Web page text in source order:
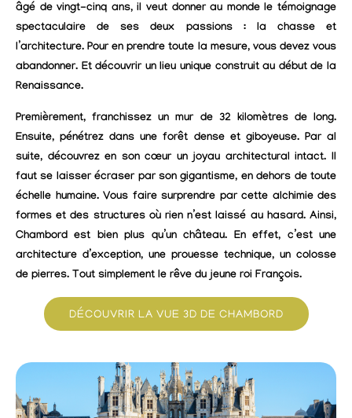
âgé de vingt-cinq ans, il veut donner au monde le témoignage
spectaculaire de ses deux passions : la chasse et
l’architecture. Pour en prendre toute la mesure, vous devez vous
abandonner. Et découvrir un lieu unique construit au début de la
Renaissance.
Premièrement, franchissez un mur de 32 kilomètres de long.
Ensuite, pénétrez dans une forêt dense et giboyeuse. Par al
suite, découvrez en son cœur un joyau architectural intact. Il
faut se laisser écraser par son gigantisme, en dehors de toute
échelle humaine. Vous faire surprendre par cette alchimie des
formes et des structures où rien n’est laissé au hasard. Ainsi,
Chambord est bien plus qu’un château. En effet, c’est une
architecture d’exception, une prouesse technique, un colosse
de pierres. Tout simplement le rêve du jeune roi François.
DÉCOUVRIR LA VUE 3D DE CHAMBORD